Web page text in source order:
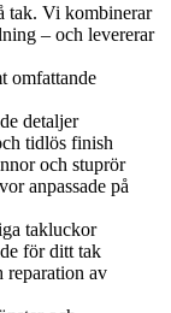
tak. Vi kombinerar
– och levererar
omfattande
detaljer
tidlös finish
och stuprör
anpassade på
takluckor
för ditt tak
reparation av